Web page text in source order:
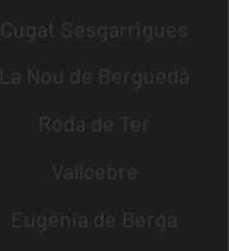
Cugat Sesgarrigues
La Nou de Berguedà
Roda de Ter
Vallcebre
Eugènia de Berga